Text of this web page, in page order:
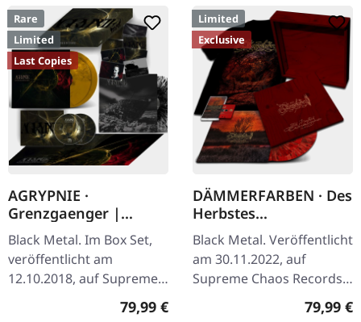
Rare
Limited
Last Copies
AGRYPNIE ·
Grenzgaenger |
DELUXE GOLD/CLEAR
4LP BOX SET
Black Metal. Im Box Set,
veröffentlicht am
12.10.2018, auf Supreme
Chaos Records. Eine
noble Box, die die beiden
Regulärer Preis:
79,99 €
Limited
Exclusive
DÄMMERFARBEN · Des
Herbstes
Trauerhymnen MMXX
| WOODEN LP BOX
Black Metal. Veröffentlicht
am 30.11.2022, auf
Supreme Chaos Records.
Mahaghoni-farbene Holz-
79,99 €